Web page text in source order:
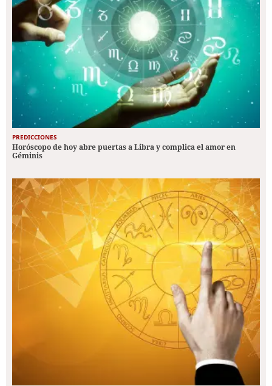
PREDICCIONES
Horóscopo de hoy abre puertas a Libra y complica el amor en
Géminis